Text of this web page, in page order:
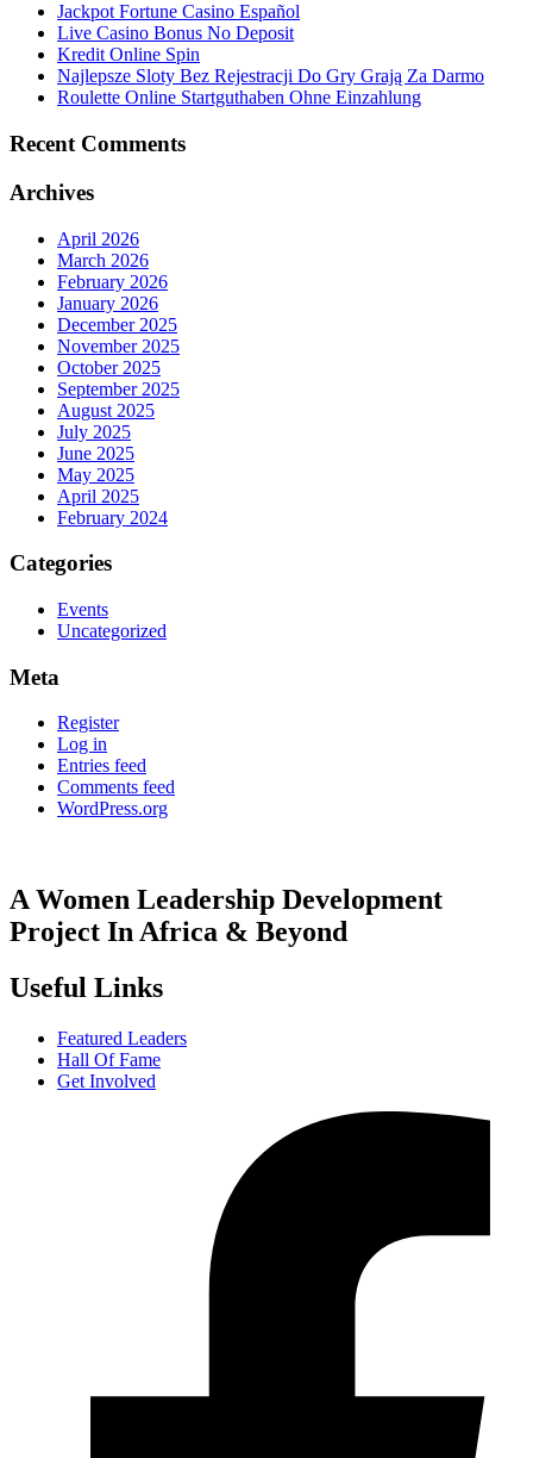
Jackpot Fortune Casino Español
Live Casino Bonus No Deposit
Kredit Online Spin
Najlepsze Sloty Bez Rejestracji Do Gry Grają Za Darmo
Roulette Online Startguthaben Ohne Einzahlung
Recent Comments
Archives
April 2026
March 2026
February 2026
January 2026
December 2025
November 2025
October 2025
September 2025
August 2025
July 2025
June 2025
May 2025
April 2025
February 2024
Categories
Events
Uncategorized
Meta
Register
Log in
Entries feed
Comments feed
WordPress.org
A Women Leadership Development
Project In Africa & Beyond
Useful Links
Featured Leaders
Hall Of Fame
Get Involved